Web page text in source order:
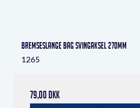
Bremseslange bag svingaksel 270mm
1265
79,00 DKK